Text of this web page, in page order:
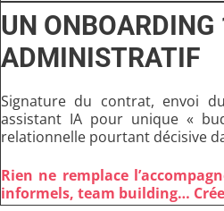
UN ONBOARDING
ADMINISTRATIF
Signature du contrat, envoi
assistant IA pour unique «
relationnelle pourtant décisive
Rien ne remplace
informels, team building…